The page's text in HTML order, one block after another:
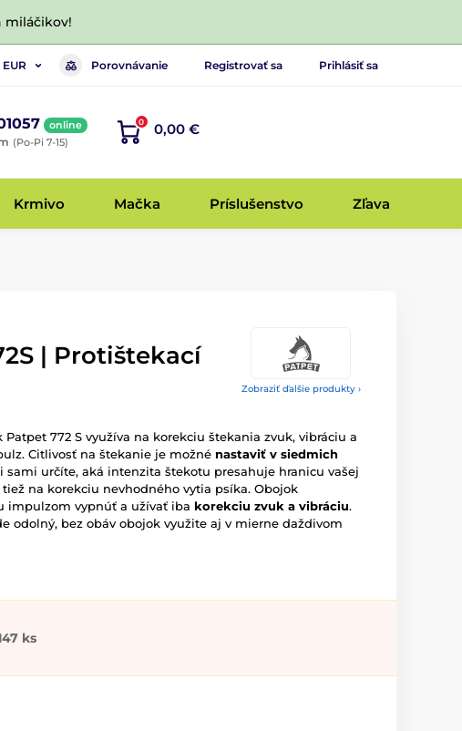
miláčikov!
EUR Porovnávanie Registrovať sa Prihlásiť sa
online
(Po-Pi 7-15)
0 0,00 €
Krmivo Mačka Príslušenstvo Zľava
Zobraziť ďalšie produkty ›
| Protištekací
Patpet 772 S využíva na korekciu štekania zvuk, vibráciu a
Citlivosť na štekanie je možné nastaviť v siedmich
sami určíte, aká intenzita štekotu presahuje hranicu vašej
na korekciu nevhodného vytia psíka. Obojok
impulzom vypnúť a užívať iba korekciu zvuk a vibráciu.
odolný, bez obáv obojok využite aj v mierne daždivom
ks